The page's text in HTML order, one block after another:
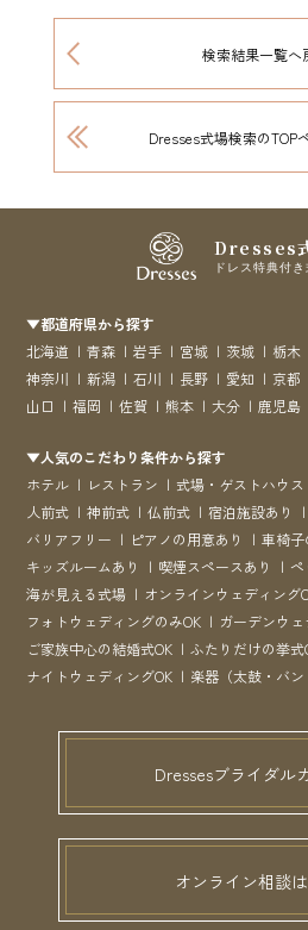
検索結果一覧へ
Dresses式場検索のTOP
Dresses
ドレス特典付
▼都道府県から探す
北海道
青森 岩手 宮城 茨城 栃木
神奈川
新潟 石川 長野 愛知 京都
山口
福岡 佐賀 熊本 大分 鹿児島
▼人気のこだわり条件から探す
ホテル
レストラン 式場・ゲストハウス
人前式
神前式 仏前式 宿泊施設あり
バリアフリー
ピアノの用意あり
車椅子
キッズルームあり
喫煙スペースあり
海が見える式場
オンラインウェディング
フォトウェディングのみOK
ガーデンウ
ご家族中心の結婚式OK
ふたりだけの挙式
ナイトウェディングOK
楽器（太鼓・バ
Dressesブライダル
オンライン相談